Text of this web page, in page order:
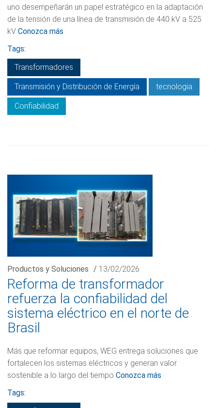
uno desempeñarán un papel estratégico en la adaptación
de la tensión de una línea de transmisión de 440 kV a 525
kV Conozca más
Tags:
Transformadores
Transmisión y Distribución de Energía tecnologia
Confiabilidad
Productos y Soluciones / 13/02/2026
Reforma de transformador
refuerza la confiabilidad del
sistema eléctrico en el norte de
Brasil
Más que reformar equipos, WEG entrega soluciones que
fortalecen los sistemas eléctricos y generan valor
sostenible a lo largo del tiempo Conozca más
Tags: